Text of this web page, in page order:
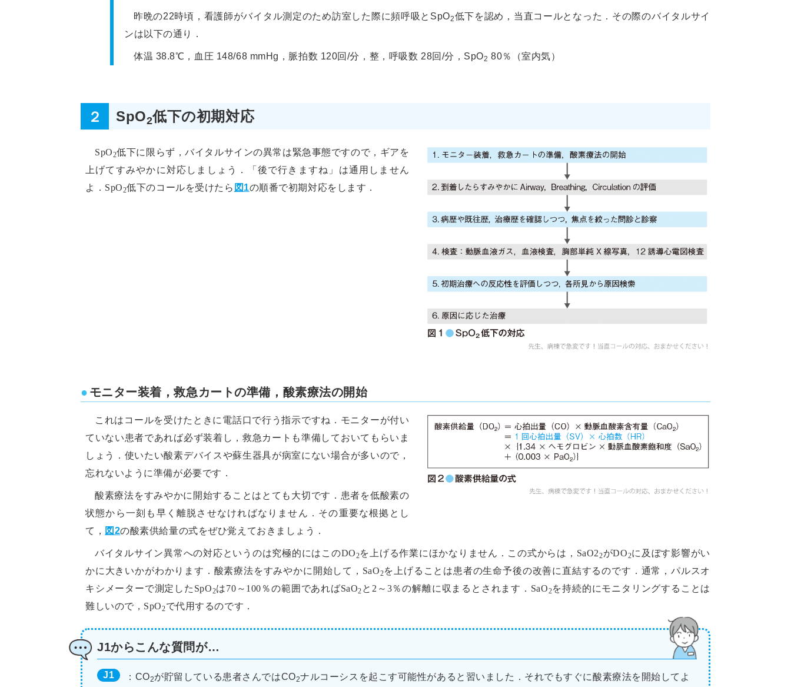
昨晩の22時頃，看護師がバイタル測定のため訪室した際に頻呼吸とSpO2低下を認め，当直コールとなった．その際のバイタルサイ
ンは以下の通り．
体温 38.8℃，血圧 148/68 mmHg，脈拍数 120回/分，整，呼吸数 28回/分，SpO2 80％（室内気）
２ SpO2低下の初期対応
SpO2低下に限らず，バイタルサインの異常は緊急事態ですので，ギアを
上げてすみやかに対応しましょう．「後で行きますね」は通用しません
よ．SpO2低下のコールを受けたら 図1の順番で初期対応をします．
モニター装着，救急カートの準備，酸素療法の開始
これはコールを受けたときに電話口で行う指示ですね．モニターが付い
ていない患者であれば必ず装着し，救急カートも準備しておいてもらいま
しょう．使いたい酸素デバイスや蘇生器具が病室にない場合が多いので，
忘れないように準備が必要です．
酸素療法をすみやかに開始することはとても大切です．患者を低酸素の
状態から一刻も早く離脱させなければなりません．その重要な根拠とし
て， 図2の酸素供給量の式をぜひ覚えておきましょう．
バイタルサイン異常への対応というのは究極的にはこのDO2を上げる作業にほかなりません．この式からは，SaO22がDO2に及ぼす影響がい
かに大きいかがわかります．酸素療法をすみやかに開始して，SaO2を上げることは患者の生命予後の改善に直結するのです．通常，パルスオ
キシメーターで測定したSpO2は70～100％の範囲であればSaO2 と2～3％の解離に収まるとされます．SaO2を持続的にモニタリングすることは
難しいので，SpO2で代用するのです．
J1からこんな質問が…
J1 ：CO2が貯留している患者さんではCO2ナルコーシスを起こす可能性があると習いました．それでもすぐに酸素療法を開始してよ